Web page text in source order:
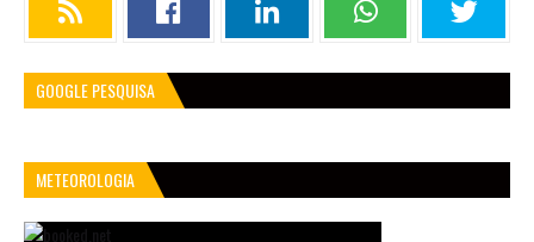
GOOGLE PESQUISA
METEOROLOGIA